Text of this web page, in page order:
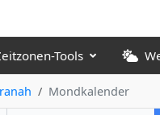
Tools
Mondkalender